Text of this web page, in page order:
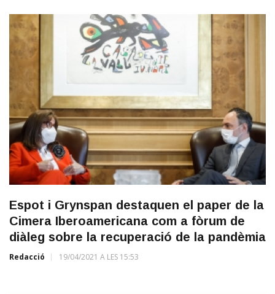
Espot i Grynspan destaquen el paper de la
Cimera Iberoamericana com a fòrum de
diàleg sobre la recuperació de la pandèmia
Redacció 19/04/2021 A LES 15:53